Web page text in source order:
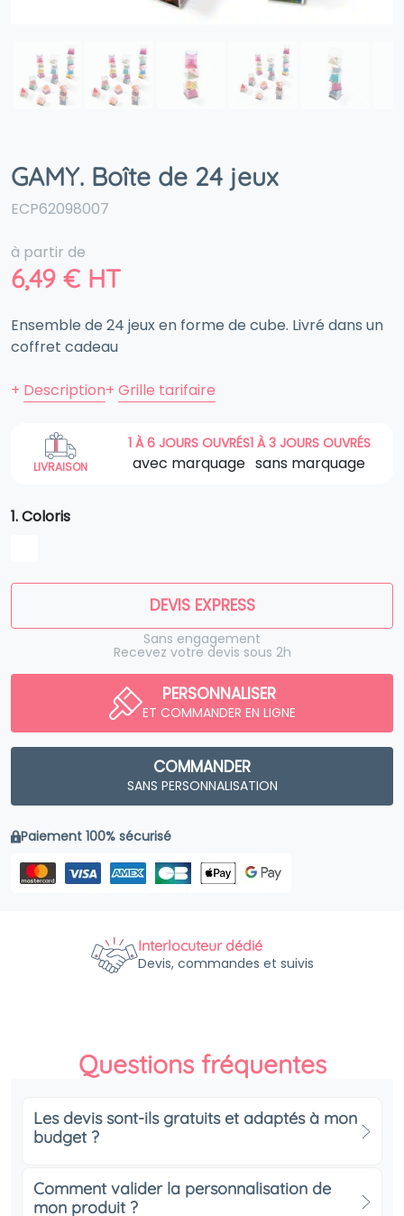
GAMY. Boîte de 24 jeux
ECP62098007
à partir de
6,49 € HT
Ensemble de 24 jeux en forme de cube. Livré dans un
coffret cadeau
+ Description+ Grille tarifaire
LIVRAISON
1 À 6 JOURS OUVRÉS
avec marquage
1 À 3 JOURS OUVRÉS
sans marquage
1. Coloris
DEVIS EXPRESS
Sans engagement
Recevez votre devis sous 2h
PERSONNALISER
ET COMMANDER EN LIGNE
COMMANDER
SANS PERSONNALISATION
Paiement 100% sécurisé
Interlocuteur dédié
Devis, commandes et suivis
Questions fréquentes
Les devis sont-ils gratuits et adaptés à mon
budget ?
Comment valider la personnalisation de
mon produit ?